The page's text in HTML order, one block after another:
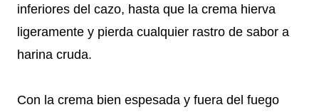
inferiores del cazo, hasta que la crema hierva
ligeramente y pierda cualquier rastro de sabor a
harina cruda.
Con la crema bien espesada y fuera del fuego